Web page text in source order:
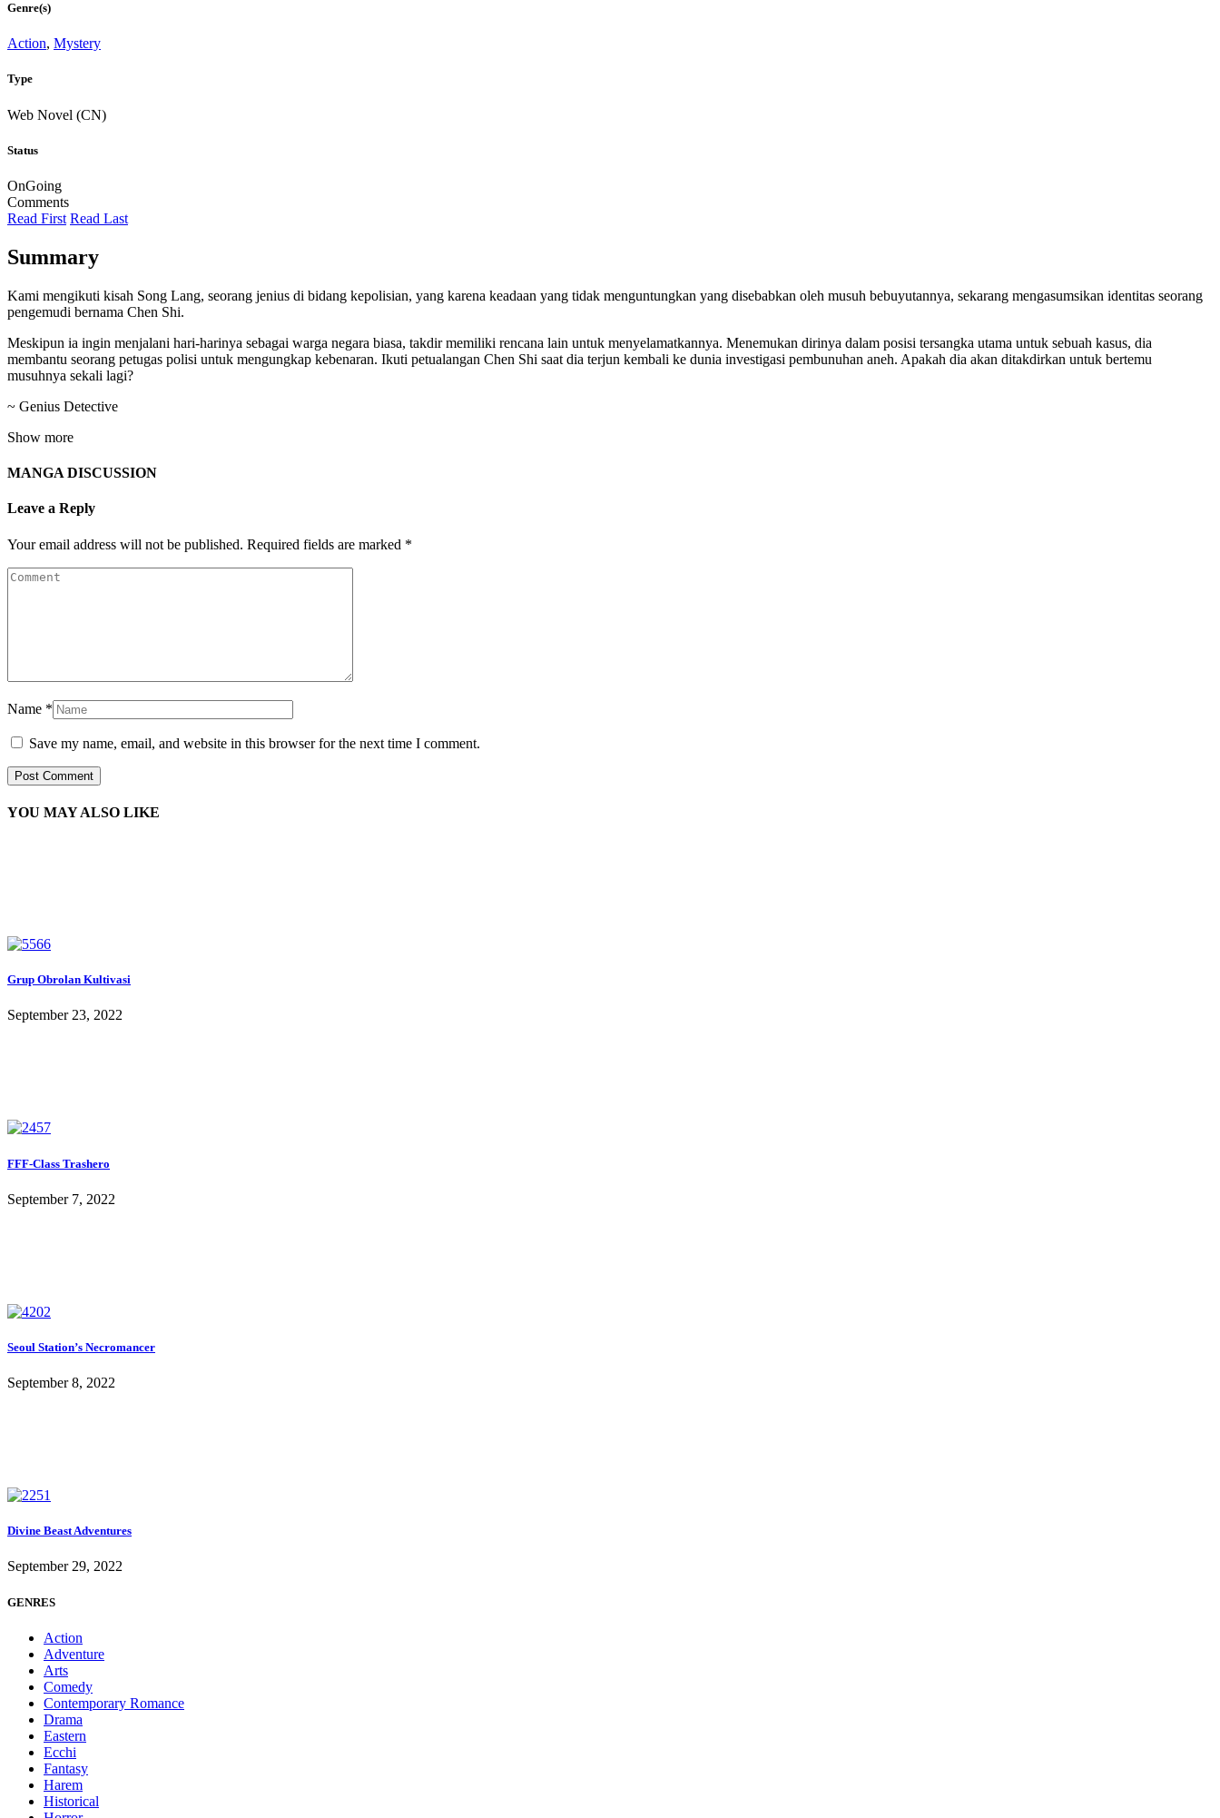
Genre(s)
Action, Mystery
Type
Web Novel (CN)
Status
OnGoing
Comments
Read First Read Last
Summary
Kami mengikuti kisah Song Lang, seorang jenius di bidang kepolisian, yang karena keadaan yang tidak menguntungkan yang disebabkan oleh musuh bebuyutannya, sekarang mengasumsikan identitas seorang
pengemudi bernama Chen Shi.
Meskipun ia ingin menjalani hari-harinya sebagai warga negara biasa, takdir memiliki rencana lain untuk menyelamatkannya. Menemukan dirinya dalam posisi tersangka utama untuk sebuah kasus, dia
membantu seorang petugas polisi untuk mengungkap kebenaran. Ikuti petualangan Chen Shi saat dia terjun kembali ke dunia investigasi pembunuhan aneh. Apakah dia akan ditakdirkan untuk bertemu
musuhnya sekali lagi?
~ Genius Detective
Show more
MANGA DISCUSSION
Leave a Reply
Your email address will not be published. Required fields are marked *
Name *
Save my name, email, and website in this browser for the next time I comment.
YOU MAY ALSO LIKE
Grup Obrolan Kultivasi
September 23, 2022
FFF-Class Trashero
September 7, 2022
Seoul Station’s Necromancer
September 8, 2022
Divine Beast Adventures
September 29, 2022
GENRES
Action
Adventure
Arts
Comedy
Contemporary Romance
Drama
Eastern
Ecchi
Fantasy
Harem
Historical